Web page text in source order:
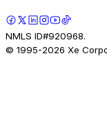
NMLS ID#920968.
© 1995-2026 Xe